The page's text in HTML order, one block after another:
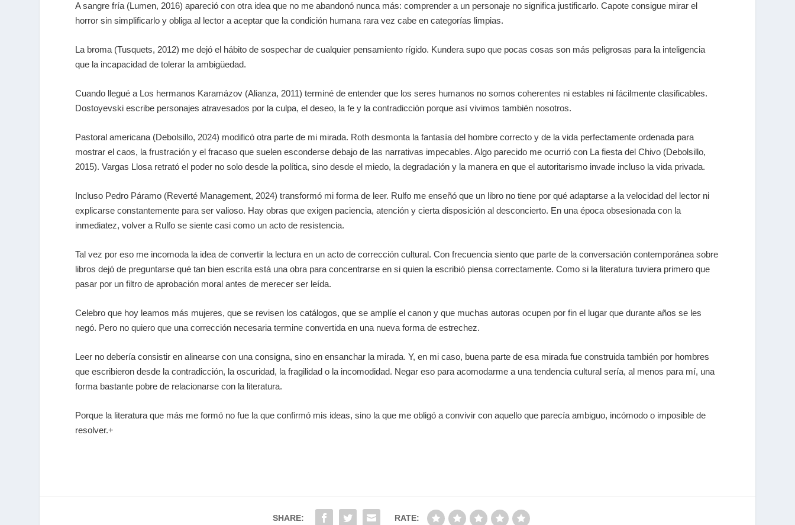
A sangre fría (Lumen, 2016) apareció con otra idea que no me abandonó nunca más: comprender a un personaje no significa justificarlo. Capote consigue mirar el
horror sin simplificarlo y obliga al lector a aceptar que la condición humana rara vez cabe en categorías limpias.
La broma (Tusquets, 2012) me dejó el hábito de sospechar de cualquier pensamiento rígido. Kundera supo que pocas cosas son más peligrosas para la inteligencia
que la incapacidad de tolerar la ambigüedad.
Cuando llegué a Los hermanos Karamázov (Alianza, 2011) terminé de entender que los seres humanos no somos coherentes ni estables ni fácilmente clasificables.
Dostoyevski escribe personajes atravesados por la culpa, el deseo, la fe y la contradicción porque así vivimos también nosotros.
Pastoral americana (Debolsillo, 2024) modificó otra parte de mi mirada. Roth desmonta la fantasía del hombre correcto y de la vida perfectamente ordenada para
mostrar el caos, la frustración y el fracaso que suelen esconderse debajo de las narrativas impecables. Algo parecido me ocurrió con La fiesta del Chivo (Debolsillo,
2015). Vargas Llosa retrató el poder no solo desde la política, sino desde el miedo, la degradación y la manera en que el autoritarismo invade incluso la vida privada.
Incluso Pedro Páramo (Reverté Management, 2024) transformó mi forma de leer. Rulfo me enseñó que un libro no tiene por qué adaptarse a la velocidad del lector ni
explicarse constantemente para ser valioso. Hay obras que exigen paciencia, atención y cierta disposición al desconcierto. En una época obsesionada con la
inmediatez, volver a Rulfo se siente casi como un acto de resistencia.
Tal vez por eso me incomoda la idea de convertir la lectura en un acto de corrección cultural. Con frecuencia siento que parte de la conversación contemporánea sobre
libros dejó de preguntarse qué tan bien escrita está una obra para concentrarse en si quien la escribió piensa correctamente. Como si la literatura tuviera primero que
pasar por un filtro de aprobación moral antes de merecer ser leída.
Celebro que hoy leamos más mujeres, que se revisen los catálogos, que se amplíe el canon y que muchas autoras ocupen por fin el lugar que durante años se les
negó. Pero no quiero que una corrección necesaria termine convertida en una nueva forma de estrechez.
Leer no debería consistir en alinearse con una consigna, sino en ensanchar la mirada. Y, en mi caso, buena parte de esa mirada fue construida también por hombres
que escribieron desde la contradicción, la oscuridad, la fragilidad o la incomodidad. Negar eso para acomodarme a una tendencia cultural sería, al menos para mí, una
forma bastante pobre de relacionarse con la literatura.
Porque la literatura que más me formó no fue la que confirmó mis ideas, sino la que me obligó a convivir con aquello que parecía ambiguo, incómodo o imposible de
resolver.+
SHARE: RATE: